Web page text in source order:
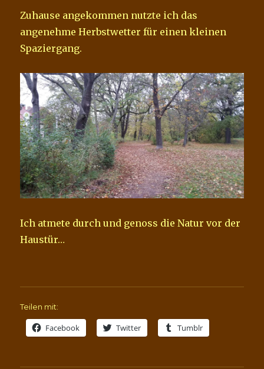
Zuhause angekommen nutzte ich das
angenehme Herbstwetter für einen kleinen
Spaziergang.
Ich atmete durch und genoss die Natur vor der
Haustür…
Teilen mit:
Facebook Twitter Tumblr